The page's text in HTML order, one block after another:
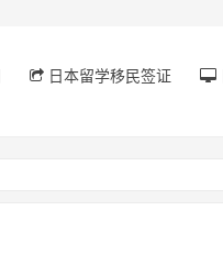
日本留学移民签证